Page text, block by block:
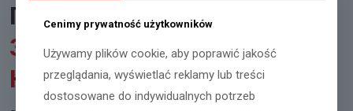
ПЕРЕВАГИСПІВПРАЦІ
З АУТСОРСИНГОВОЮ
КОМПАНІЄЮ
Cenimy prywatność użytkowników
Używamy plików cookie, aby poprawić jakość
przeglądania, wyświetlać reklamy lub treści
dostosowane do indywidualnych potrzeb